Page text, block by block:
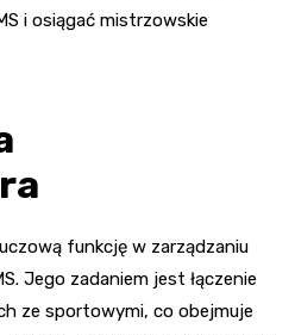
i osiągać mistrzowskie
funkcję w zarządzaniu
Jego zadaniem jest łączenie
ze sportowymi, co obejmuje